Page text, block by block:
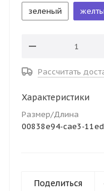
зеленый
Рассчитать
Характеристики
Размер/Длина
00838e94-cae3-
Поделиться